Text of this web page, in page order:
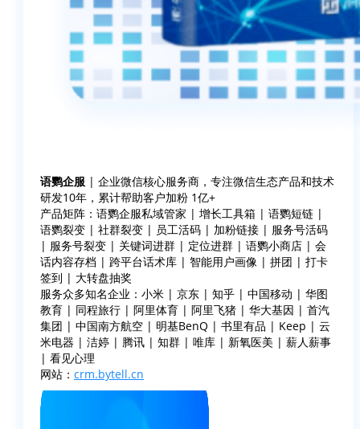
语鹦企服 | 企业微信核心服务商，专注微信生态产品和技术
研发10年，累计帮助客户加粉 1亿+
产品矩阵：语鹦企服私域管家 | 增长工具箱 | 语鹦短链 |
语鹦裂变 | 社群裂变 | 员工活码 | 加粉链接 | 服务号活码
| 服务号裂变 | 关键词进群 | 定位进群 | 语鹦小商店 | 会
话内容存档 | 跨平台话术库 | 智能用户画像 | 拼团 | 打卡
签到 | 大转盘抽奖
服务众多知名企业：小米 | 京东 | 知乎 | 中国移动 | 华图
教育 | 同程旅行 | 阿里体育 | 阿里飞猪 | 华大基因 | 首汽
集团 | 中国南方航空 | 明基BenQ | 书里有品 | Keep | 云
米电器 | 洁婷 | 腾讯 | 知群 | 唯库 | 新氧医美 | 薪人薪事
| 看见心理
网站： crm.bytell.cn